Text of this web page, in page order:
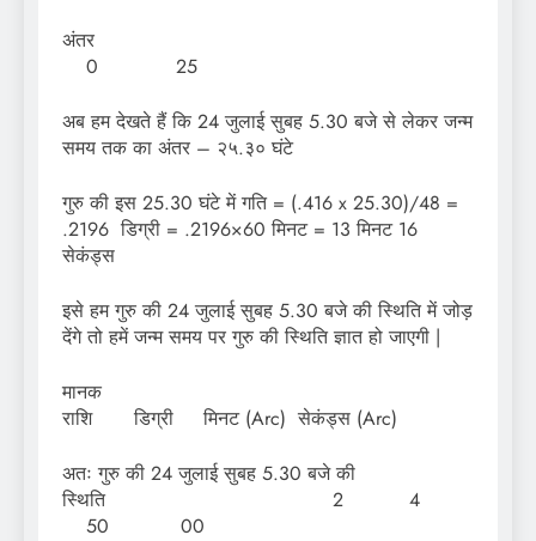
0 25
अब हम देखते हैं कि 24 जुलाई सुबह 5.30 बजे से लेकर जन्म
समय तक का अंतर – २५.३० घंटे
गुरु की इस 25.30 घंटे में गति = (.416 x 25.30)/48 =
.2196 डिग्री = .2196×60 मिनट = 13 मिनट 16
सेकंड्स
इसे हम गुरु की 24 जुलाई सुबह 5.30 बजे की स्थिति में जोड़
देंगे तो हमें जन्म समय पर गुरु की स्थिति ज्ञात हो जाएगी |
राशि डिग्री मिनट (Arc) सेकंड्स (Arc)
अतः गुरु की 24 जुलाई सुबह 5.30 बजे की
स्थिति 2 4
50 00